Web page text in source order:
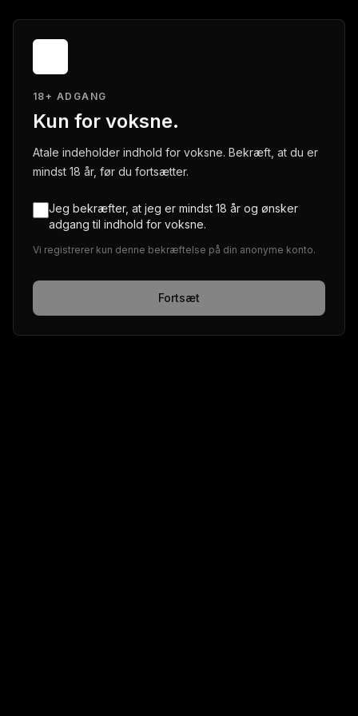
18+ ADGANG
Kun for voksne.
Atale indeholder indhold for voksne. Bekræft, at du er
mindst 18 år, før du fortsætter.
Jeg bekræfter, at jeg er mindst 18 år og ønsker
adgang til indhold for voksne.
Vi registrerer kun denne bekræftelse på din anonyme konto.
Fortsæt